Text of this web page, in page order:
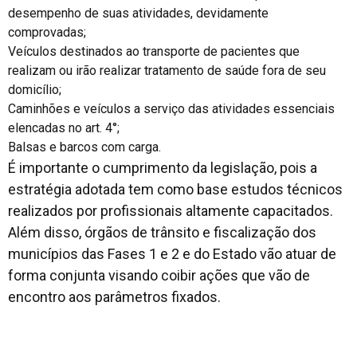
desempenho de suas atividades, devidamente
comprovadas;
Veículos destinados ao transporte de pacientes que
realizam ou irão realizar tratamento de saúde fora de seu
domicílio;
Caminhões e veículos a serviço das atividades essenciais
elencadas no art. 4°;
Balsas e barcos com carga.
É importante o cumprimento da legislação, pois a
estratégia adotada tem como base estudos técnicos
realizados por profissionais altamente capacitados.
Além disso, órgãos de trânsito e fiscalização dos
municípios das Fases 1 e 2 e do Estado vão atuar de
forma conjunta visando coibir ações que vão de
encontro aos parâmetros fixados.